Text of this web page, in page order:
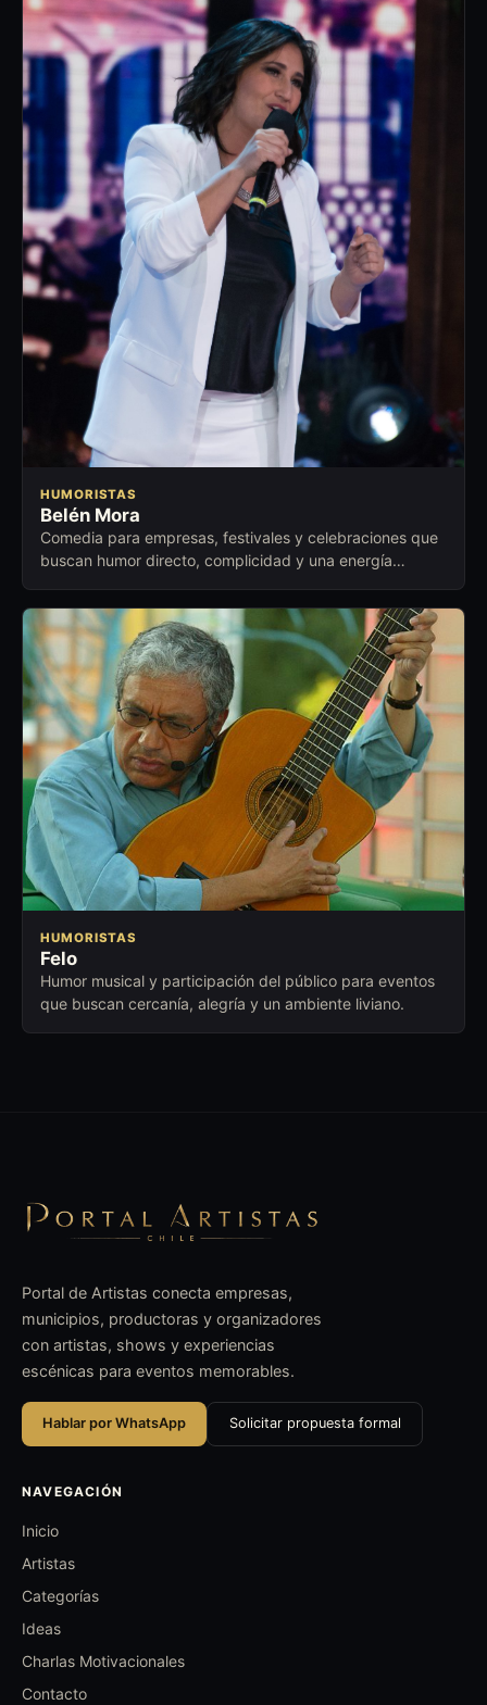
HUMORISTAS
Belén Mora
Comedia para empresas, festivales y celebraciones que
buscan humor directo, complicidad y una energía
HUMORISTAS
Felo
Humor musical y participación del público para eventos
que buscan cercanía, alegría y un ambiente liviano.
Portal de Artistas conecta empresas,
municipios, productoras y organizadores
con artistas, shows y experiencias
escénicas para eventos memorables.
Hablar por WhatsApp Solicitar propuesta formal
NAVEGACIÓN
Inicio
Artistas
Categorías
Ideas
Charlas Motivacionales
Contacto